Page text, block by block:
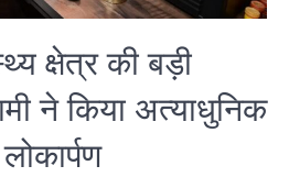
क्षेत्र की बड़ी
ने किया अत्याधुनिक